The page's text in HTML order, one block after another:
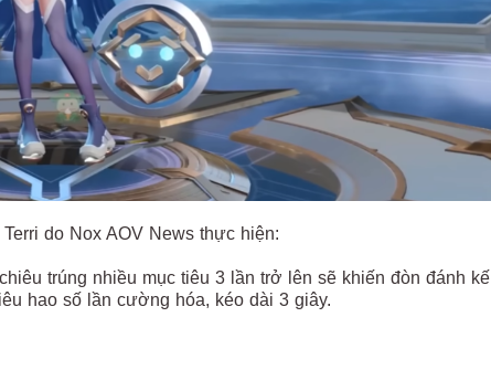
do Nox AOV News thực hiện:
trúng nhiều mục tiêu 3 lần trở lên sẽ khiến đòn đánh kế
hao số lần cường hóa, kéo dài 3 giây.